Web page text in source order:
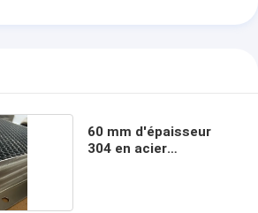
60 mm d'épaisseur
304 en acier